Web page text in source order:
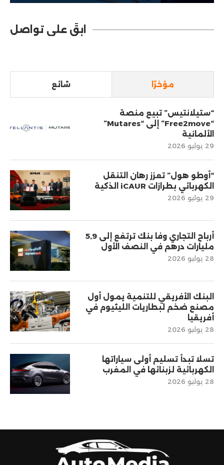
ابقَ على تواصل
مؤخرًا شائع
“ستيلانتيس” تبيع منصة
“Free2move” إلى “Mutares”
الألمانية
29 يوليو 2026
“أوطو هول” تعزز رهان التنقل
الكهربائي بطرازات iCAUR الذكية
29 يوليو 2026
أرباح التجاري وفا بنك ترتفع إلى 5,9
مليارات درهم في النصف الأول
28 يوليو 2026
البنك الأفريقي للتنمية يمول أول
مصنع ضخم لبطاريات الليثيوم في
أفريقيا
28 يوليو 2026
تسلا تبدأ تسليم أولى سياراتها
الكهربائية لزبنائها في المغرب
28 يوليو 2026